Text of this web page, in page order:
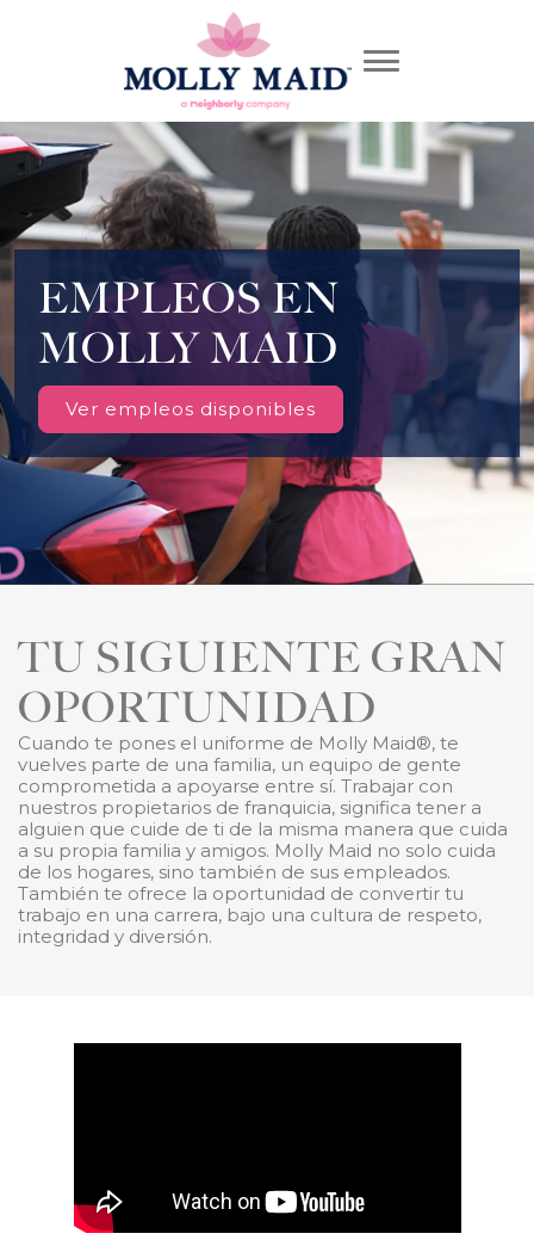
EMPLEOS EN
MOLLY MAID
Ver empleos disponibles
TU SIGUIENTE GRAN
OPORTUNIDAD
Cuando te pones el uniforme de Molly Maid®, te
vuelves parte de una familia, un equipo de gente
comprometida a apoyarse entre sí. Trabajar con
nuestros propietarios de franquicia, significa tener a
alguien que cuide de ti de la misma manera que cuida
a su propia familia y amigos. Molly Maid no solo cuida
de los hogares, sino también de sus empleados.
También te ofrece la oportunidad de convertir tu
trabajo en una carrera, bajo una cultura de respeto,
integridad y diversión.